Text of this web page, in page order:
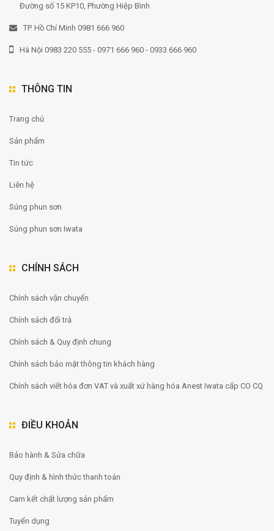
Đường số 15 KP10, Phường Hiệp Bình
TP. Hồ Chí Minh 0981 666 960
Hà Nội 0983 220 555 - 0971 666 960 - 0933 666 960
THÔNG TIN
Trang chủ
Sản phẩm
Tin tức
Liên hệ
Súng phun sơn
Súng phun sơn Iwata
CHÍNH SÁCH
Chính sách vận chuyển
Chính sách đổi trả
Chính sách & Quy định chung
Chính sách bảo mật thông tin khách hàng
Chính sách viết hóa đơn VAT và xuất xứ hàng hóa Anest Iwata cấp CO CQ
ĐIỀU KHOẢN
Bảo hành & Sửa chữa
Quy định & hình thức thanh toán
Cam kết chất lượng sản phẩm
Tuyển dụng